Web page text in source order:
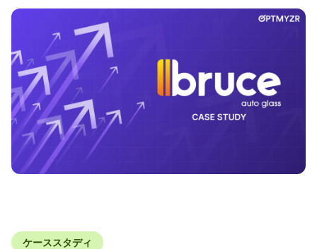
ケーススタディ